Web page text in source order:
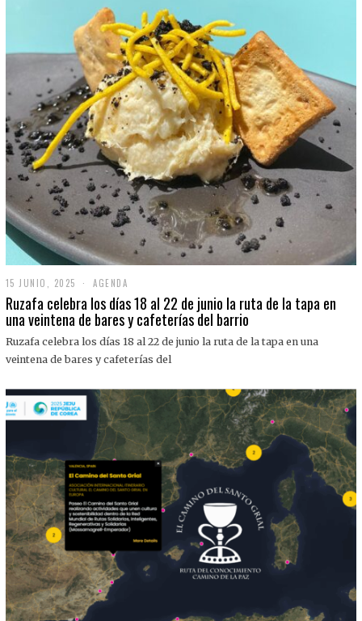
15 JUNIO, 2025
J
U
I
O
0
2
5
AGENDA
Ruzafa celebra los días 18 al 22 de junio la ruta de la tapa en
una veintena de bares y cafeterías del barrio
Ruzafa celebra los días 18 al 22 de junio la ruta de la tapa en una
veintena de bares y cafeterías del